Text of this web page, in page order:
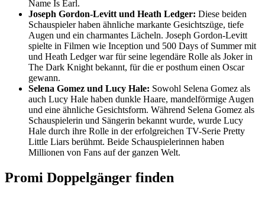
Name Is Earl.
Joseph Gordon-Levitt und Heath Ledger: Diese beiden
Schauspieler haben ähnliche markante Gesichtszüge, tiefe
Augen und ein charmantes Lächeln. Joseph Gordon-Levitt
spielte in Filmen wie Inception und 500 Days of Summer mit
und Heath Ledger war für seine legendäre Rolle als Joker in
The Dark Knight bekannt, für die er posthum einen Oscar
gewann.
Selena Gomez und Lucy Hale: Sowohl Selena Gomez als
auch Lucy Hale haben dunkle Haare, mandelförmige Augen
und eine ähnliche Gesichtsform. Während Selena Gomez als
Schauspielerin und Sängerin bekannt wurde, wurde Lucy
Hale durch ihre Rolle in der erfolgreichen TV-Serie Pretty
Little Liars berühmt. Beide Schauspielerinnen haben
Millionen von Fans auf der ganzen Welt.
Promi Doppelgänger finden